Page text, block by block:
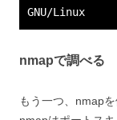
GNU/Linux
nmapで調べる
もう一つ、nmapを